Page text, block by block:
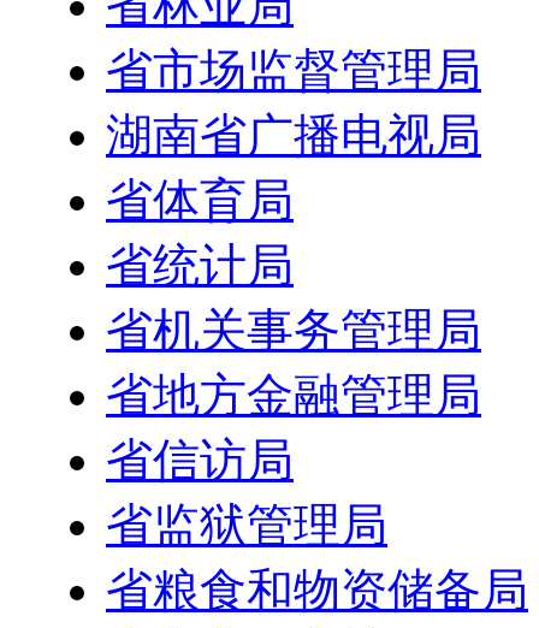
省市场监督管理局
湖南省广播电视局
省体育局
省统计局
省机关事务管理局
省地方金融管理局
省信访局
省监狱管理局
省粮食和物资储备局